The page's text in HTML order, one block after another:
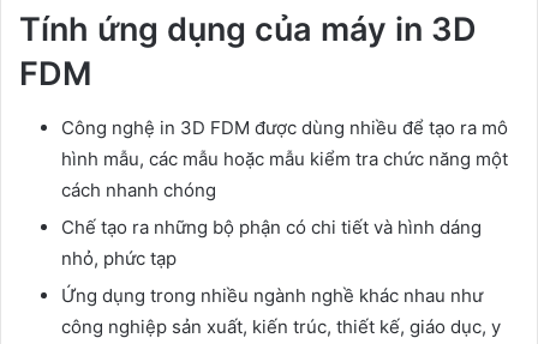
Tính ứng dụng của máy in 3D
FDM
Công nghệ in 3D FDM được dùng nhiều để tạo ra mô
hình mẫu, các mẫu hoặc mẫu kiểm tra chức năng một
cách nhanh chóng
Chế tạo ra những bộ phận có chi tiết và hình dáng
nhỏ, phức tạp
Ứng dụng trong nhiều ngành nghề khác nhau như
công nghiệp sản xuất, kiến trúc, thiết kế, giáo dục, y